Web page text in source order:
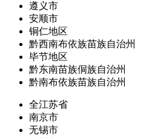
遵义市
安顺市
铜仁地区
黔西南布依族苗族自治州
毕节地区
黔东南苗族侗族自治州
黔南布依族苗族自治州
全江苏省
南京市
无锡市